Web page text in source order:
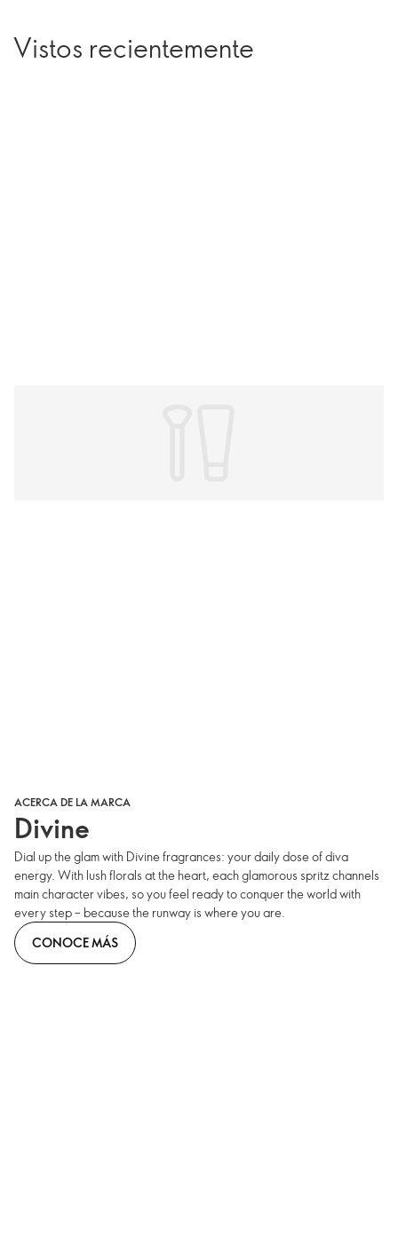
Vistos recientemente
ACERCA DE LA MARCA
Divine
Dial up the glam with Divine fragrances: your daily dose of diva
energy. With lush florals at the heart, each glamorous spritz channels
main character vibes, so you feel ready to conquer the world with
every step – because the runway is where you are.
CONOCE MÁS